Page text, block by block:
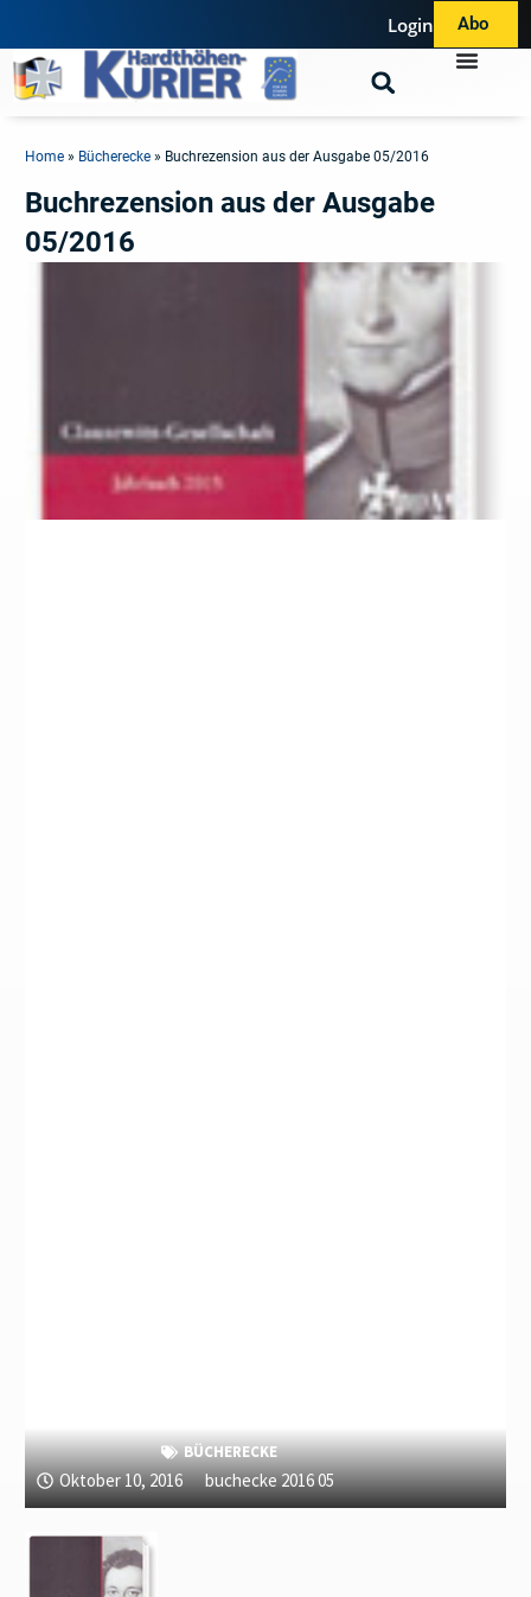
Login Abo
Home » Bücherecke » Buchrezension aus der Ausgabe 05/2016
Buchrezension aus der Ausgabe
05/2016
BÜCHERECKE
Oktober 10, 2016 buchecke 2016 05